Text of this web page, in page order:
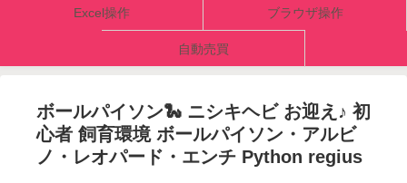
Excel操作 ブラウザ操作
自動売買
ボールパイソン🐍 ニシキヘビ お迎え♪ 初
心者 飼育環境 ボールパイソン・アルビ
ノ・レオパード・エンチ Python regius